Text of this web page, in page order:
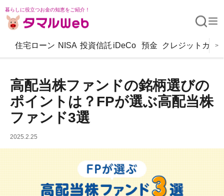
暮らしに役立つお金の知恵をご紹介！
住宅ローン NISA 投資信託 iDeCo 預金 クレジットカー
>
高配当株ファンドの銘柄選びの
ポイントは？FPが選ぶ高配当株
ファンド3選
2025.2.25